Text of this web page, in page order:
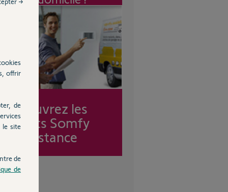
Découvrez les
forfaits Somfy
Assistance
offrir
de
le site
de
de